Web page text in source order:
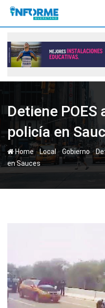
Skip
content
Detiene POES
policía en
Home-Local -Gobierno-
en Sauces